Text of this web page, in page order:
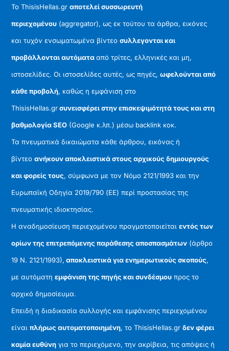
Το ThisisHellas.grαποτελεί συσσωρευτή
περιεχομένου (aggregator), ως εκ τούτου τα άρθρα, εικόνες
και τυχόν ενσωματωμένα βίντεοσυλλεγονται και
προβάλλονται αυτόματααπό τρίτες, ελληνικές και μη,
ιστοσελίδες. Οι ιστοσελίδες αυτές, ως πηγές,ωφελούνται από
κάθε προβολή, καθώς η εμφάνιση στο
ThisisHellas.grσυνεισφέρει στην επισκεψιμότητά τους και στη
βαθμολογία SEO (Google κ.λπ.) μέσω backlink κοκ.
Τα πνευματικά δικαιώματα κάθε άρθρου, εικόνας ή
βίντεοανήκουν αποκλειστικά στους αρχικούς δημιουργούς
και φορείς τους, σύμφωνα με τον Νόμο 2121/1993 και την
Ευρωπαϊκή Οδηγία 2019/790 (ΕΕ) περί προστασίας της
πνευματικής ιδιοκτησίας.
Η αναδημοσίευση περιεχομένου πραγματοποιείταιεντός των
ορίων της επιτρεπόμενης παράθεσης αποσπασμάτων (άρθρο
19 Ν. 2121/1993), αποκλειστικά για ενημερωτικούς σκοπούς,
με αυτόματηεμφάνιση της πηγής και συνδέσμου προς το
αρχικό δημοσίευμα.
Επειδή η διαδικασία συλλογής και εμφάνισης περιεχομένου
είναιπλήρως αυτοματοποιημένη, το ThisisHellas.grδεν φέρει
καμία ευθύνη για το περιεχόμενο, την ακρίβεια, τις απόψεις ή